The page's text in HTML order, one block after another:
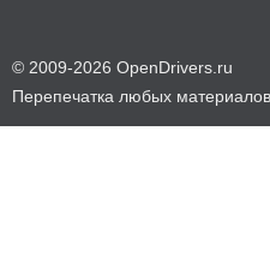
© 2009-2026 OpenDrivers.ru
Перепечатка любых